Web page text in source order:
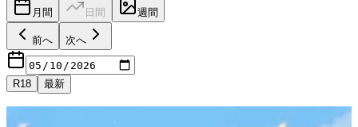
月間 日間 週間
前へ 次へ
R18 最新